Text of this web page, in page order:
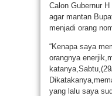
Calon Gubernur
agar mantan
menjadi orang
“Kenapa saya
orangnya
yang lalu saya